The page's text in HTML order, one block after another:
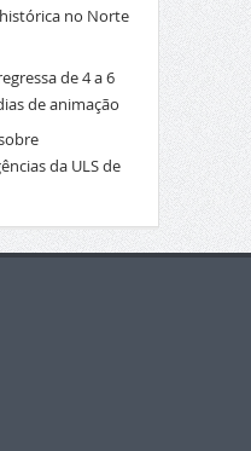
no Norte
de 4 a 6
de animação
da ULS de